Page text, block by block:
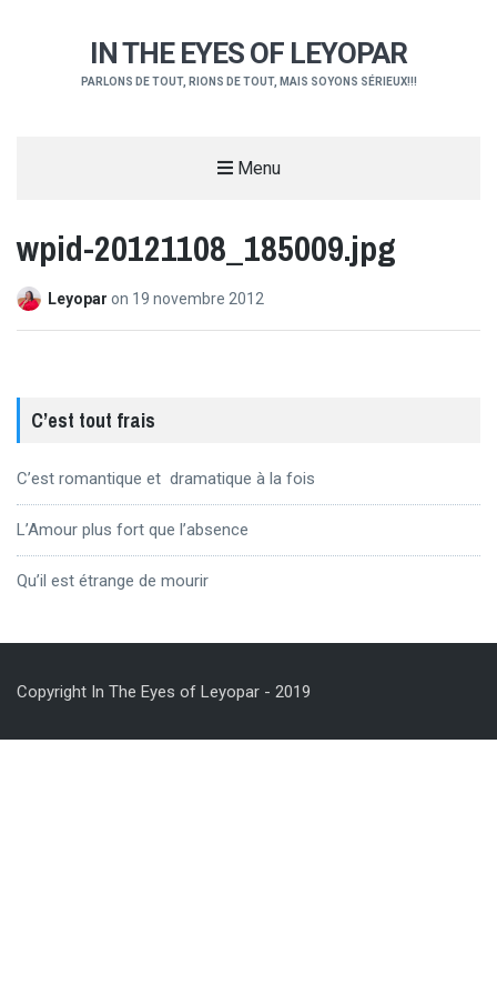
IN THE EYES OF LEYOPAR
PARLONS DE TOUT, RIONS DE TOUT, MAIS SOYONS SÉRIEUX!!!
Menu
wpid-20121108_185009.jpg
Leyopar on 19 novembre 2012
C’est tout frais
C’est romantique et dramatique à la fois
L’Amour plus fort que l’absence
Qu’il est étrange de mourir
Copyright In The Eyes of Leyopar - 2019